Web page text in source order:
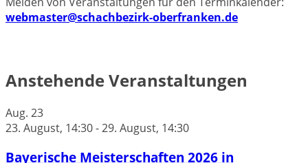
webmaster@schachbezirk-oberfranken.de
Anstehende Veranstaltungen
Aug. 23
23. August, 14:30-29. August, 14:30
Bayerische Meisterschaften 2026 in